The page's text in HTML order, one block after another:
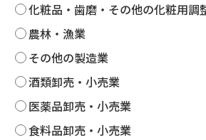
化粧品・歯磨・その他の化粧用調
農林・漁業
その他の製造業
酒類卸売・小売業
医薬品卸売・小売業
食料品卸売・小売業